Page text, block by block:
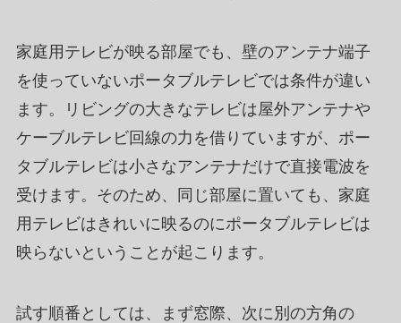
家庭用テレビが映る部屋でも、壁のアンテナ端子
を使っていないポータブルテレビでは条件が違い
ます。リビングの大きなテレビは屋外アンテナや
ケーブルテレビ回線の力を借りていますが、ポー
タブルテレビは小さなアンテナだけで直接電波を
受けます。そのため、同じ部屋に置いても、家庭
用テレビはきれいに映るのにポータブルテレビは
映らないということが起こります。
試す順番としては、まず窓際、次に別の方角の